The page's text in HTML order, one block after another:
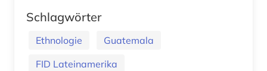
Schlagwörter
Ethnologie
Guatemala
FID Lateinamerika